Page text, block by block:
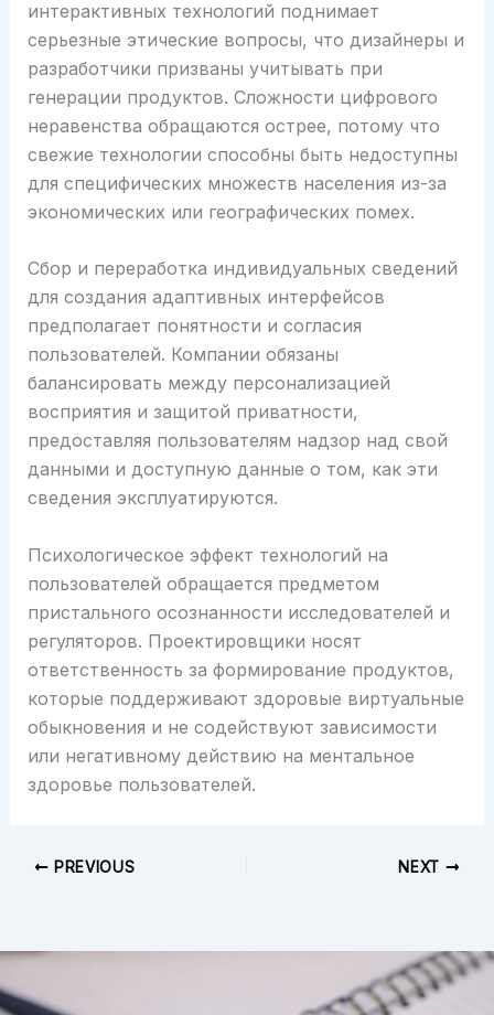
интерактивных технологий поднимает
серьезные этические вопросы, что дизайнеры и
разработчики призваны учитывать при
генерации продуктов. Сложности цифрового
неравенства обращаются острее, потому что
свежие технологии способны быть недоступны
для специфических множеств населения из-за
экономических или географических помех.
Сбор и переработка индивидуальных сведений
для создания адаптивных интерфейсов
предполагает понятности и согласия
пользователей. Компании обязаны
балансировать между персонализацией
восприятия и защитой приватности,
предоставляя пользователям надзор над свой
данными и доступную данные о том, как эти
сведения эксплуатируются.
Психологическое эффект технологий на
пользователей обращается предметом
пристального осознанности исследователей и
регуляторов. Проектировщики носят
ответственность за формирование продуктов,
которые поддерживают здоровые виртуальные
обыкновения и не содействуют зависимости
или негативному действию на ментальное
здоровье пользователей.
PREVIOUS NEXT